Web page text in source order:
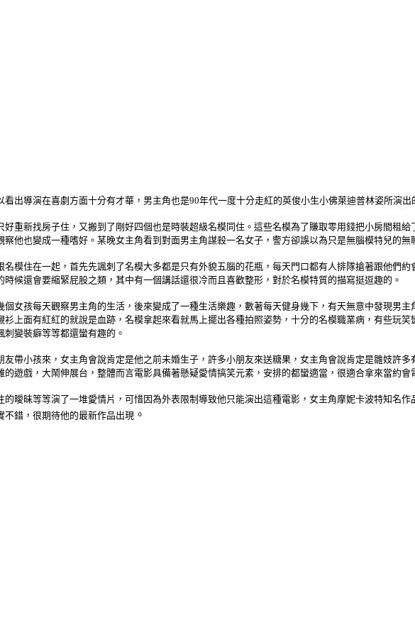
出導演在喜劇方面十分有才華，男主角也是90年代一度十分走紅的英俊小生小佛萊迪普林姿所演出
重新找房子住，又搬到了剛好四個也是時裝超級名模同住。這些名模為了賺取零用錢把小房間租
他也變成一種嗜好。某晚女主角看到對面男主角謀殺一名女子，警方卻誤以為只是無腦模特兒的
模住在一起，首先先諷刺了名模大多都是只有外貌五腦的花瓶，每天門口都有人排隊搶著跟他們
候還會要縮緊屁股之類，其中有一個講話還很冷而且喜歡整形，對於名模特質的描寫挺逗趣的。
女孩每天觀察男主角的生活，後來變成了一種生活樂趣，數著每天健身幾下，有天無意中發現男
上面有紅紅的就說是血跡，名模拿起來看就馬上擺出各種拍照姿勢，十分的名模職業病，有些玩
變裝癖等等都還蠻有趣的。
帶小孩來，女主角會說肯定是他之前未婚生子，許多小朋友來送糖果，女主角會說肯定是雛妓許
遊戲，大鬧伸展台，整體而言電影具備著懸疑愛情搞笑元素，安排的都蠻適當，很適合拿來當約會
曖昧等等演了一堆愛情片，可惜因為外表限制導致他只能演出這種電影，女主角摩妮卡波特知名
錯，很期待他的最新作品出現 。